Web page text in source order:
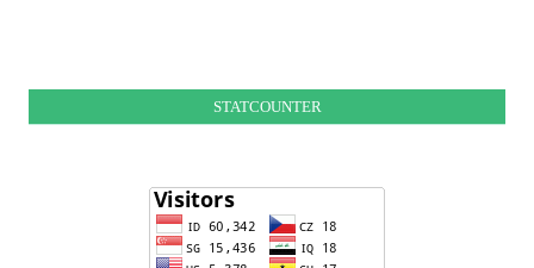
STATCOUNTER